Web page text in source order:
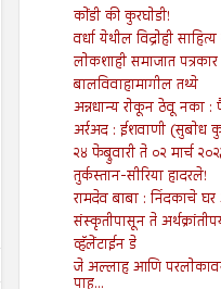
राजरोस आरोपांची चिखलफेकीने
नैतिकतेची तोडफोड, निव्वळ गलथान
राजकारणामुळे जनसेवेचा
8/16/2024
कोंडी की कुरघोडी!
वर्धा येथील विद्रोही
लोकशाही समाजात
बालविवाहामागील तथ्ये
अन्नधान्य रोकून ठेवू नका :
अर्रअद : ईशवाणी (सुबोध
२४ फेब्रुवारी ते ०२ मार्च
तुर्कस्तान-सीरिया हादरले!
रामदेव बाबा : निंदकाचे
संस्कृतीपासून ते
व्हॅलेंटाईन डे
जे अल्लाह आणि परलोकावर